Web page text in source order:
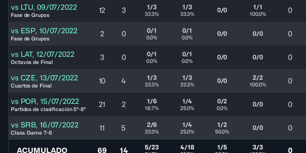
vs LTU, 09/07/2022
Fase de Grupos
12 3 1/3
33.3%
1/3
33.3% 0/0 1/1
100.0% 0
vs ESP, 10/07/2022
Fase de Grupos
2 0 0/1
0.0%
0/1
0.0% 0/0 0/0 0
vs LAT, 12/07/2022
Octavos de Final
3 0 0/1
0.0%
0/1
0.0% 0/0 0/0 0
vs CZE, 13/07/2022
Cuartos de Final
10 4 1/3
33.3%
1/3
33.3% 0/0 2/2
100.0% 0
vs POR, 15/07/2022
Partidos de clasificación 5°-8°
21 2 1/6
16.7%
1/4
25.0%
0/2
0.0% 0/0 0
vs SRB, 16/07/2022
Class. Game 7-8
11 5 2/6
33.3%
1/4
25.0%
1/2
50.0% 0/0 0
ACUMULADO 69 14 5/23 4/18 1/5 3/3 0